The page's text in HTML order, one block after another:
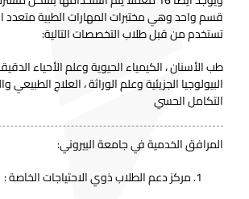
قسم واحد وهي مختبرات المهارات الطبية متعدد
تستخدم من قبل طلاب التخصصات التالية:
طب الأسنان ، الكيمياء الحيوية وعلم الأحياء
البيولوجيا الجزيئية وعلم الوراثة ، العلاج الطبيعي
التكامل الحسي
المرافق الخدمية في جامعة البيروني:
مركز دعم الطلاب ذوي الاحتياجات الخاصة :